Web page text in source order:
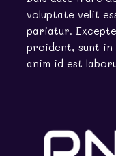
voluptate velit
pariatur.
proident, sunt in
anim id est